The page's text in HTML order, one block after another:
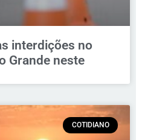
interdições no
Grande neste
COTIDIANO